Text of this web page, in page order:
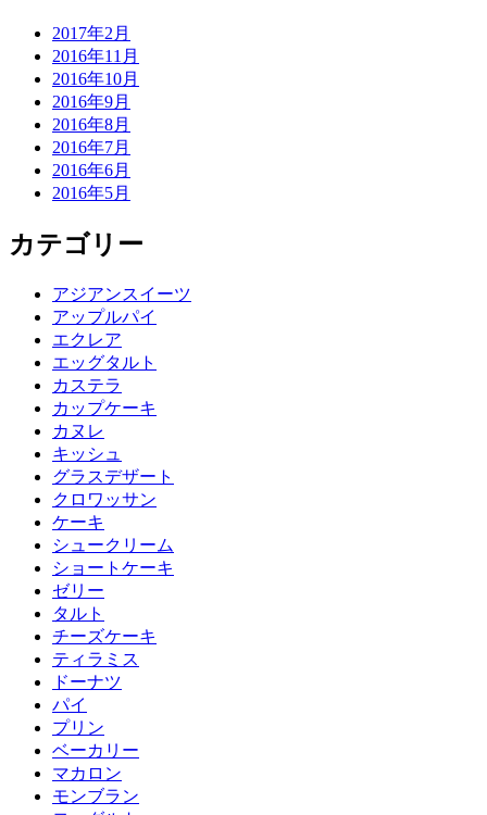
2017年2月
2016年11月
2016年10月
2016年9月
2016年8月
2016年7月
2016年6月
2016年5月
カテゴリー
アジアンスイーツ
アップルパイ
エクレア
エッグタルト
カステラ
カップケーキ
カヌレ
キッシュ
グラスデザート
クロワッサン
ケーキ
シュークリーム
ショートケーキ
ゼリー
タルト
チーズケーキ
ティラミス
ドーナツ
パイ
プリン
ベーカリー
マカロン
モンブラン